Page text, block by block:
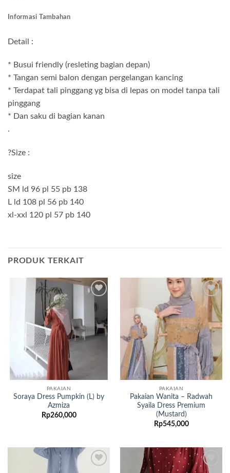
Informasi Tambahan
Detail :
* Busui friendly (resleting bagian depan)
* Tangan semi balon dengan pergelangan kancing
* Terdapat tali pinggang yg bisa di lepas on model tanpa tali
pinggang
* Dan saku di bagian kanan
.
?Size :
size
SM ld 96 pl 55 pb 138
L ld 108 pl 56 pb 140
xl-xxl 120 pl 57 pb 140
PRODUK TERKAIT
Add to
wishlist
PAKAIAN
Soraya Dress Pumpkin (L) by
Azmiza
Rp260,000
Add to
wishlist
PAKAIAN
Pakaian Wanita – Radwah
Syaila Dress Premium
(Mustard)
Rp545,000